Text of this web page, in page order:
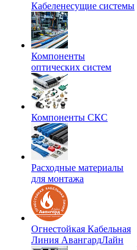
Кабеленесущие системы
Компоненты
оптических систем
Компоненты СКС
Расходные материалы
для монтажа
Огнестойкая Кабельная
Линия АвангардЛайн